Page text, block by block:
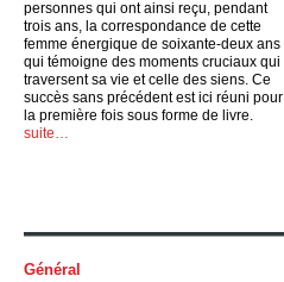
personnes qui ont ainsi reçu, pendant
trois ans, la correspondance de cette
femme énergique de soixante-deux ans
qui témoigne des moments cruciaux qui
traversent sa vie et celle des siens. Ce
succès sans précédent est ici réuni pour
la première fois sous forme de livre.
suite…
Général